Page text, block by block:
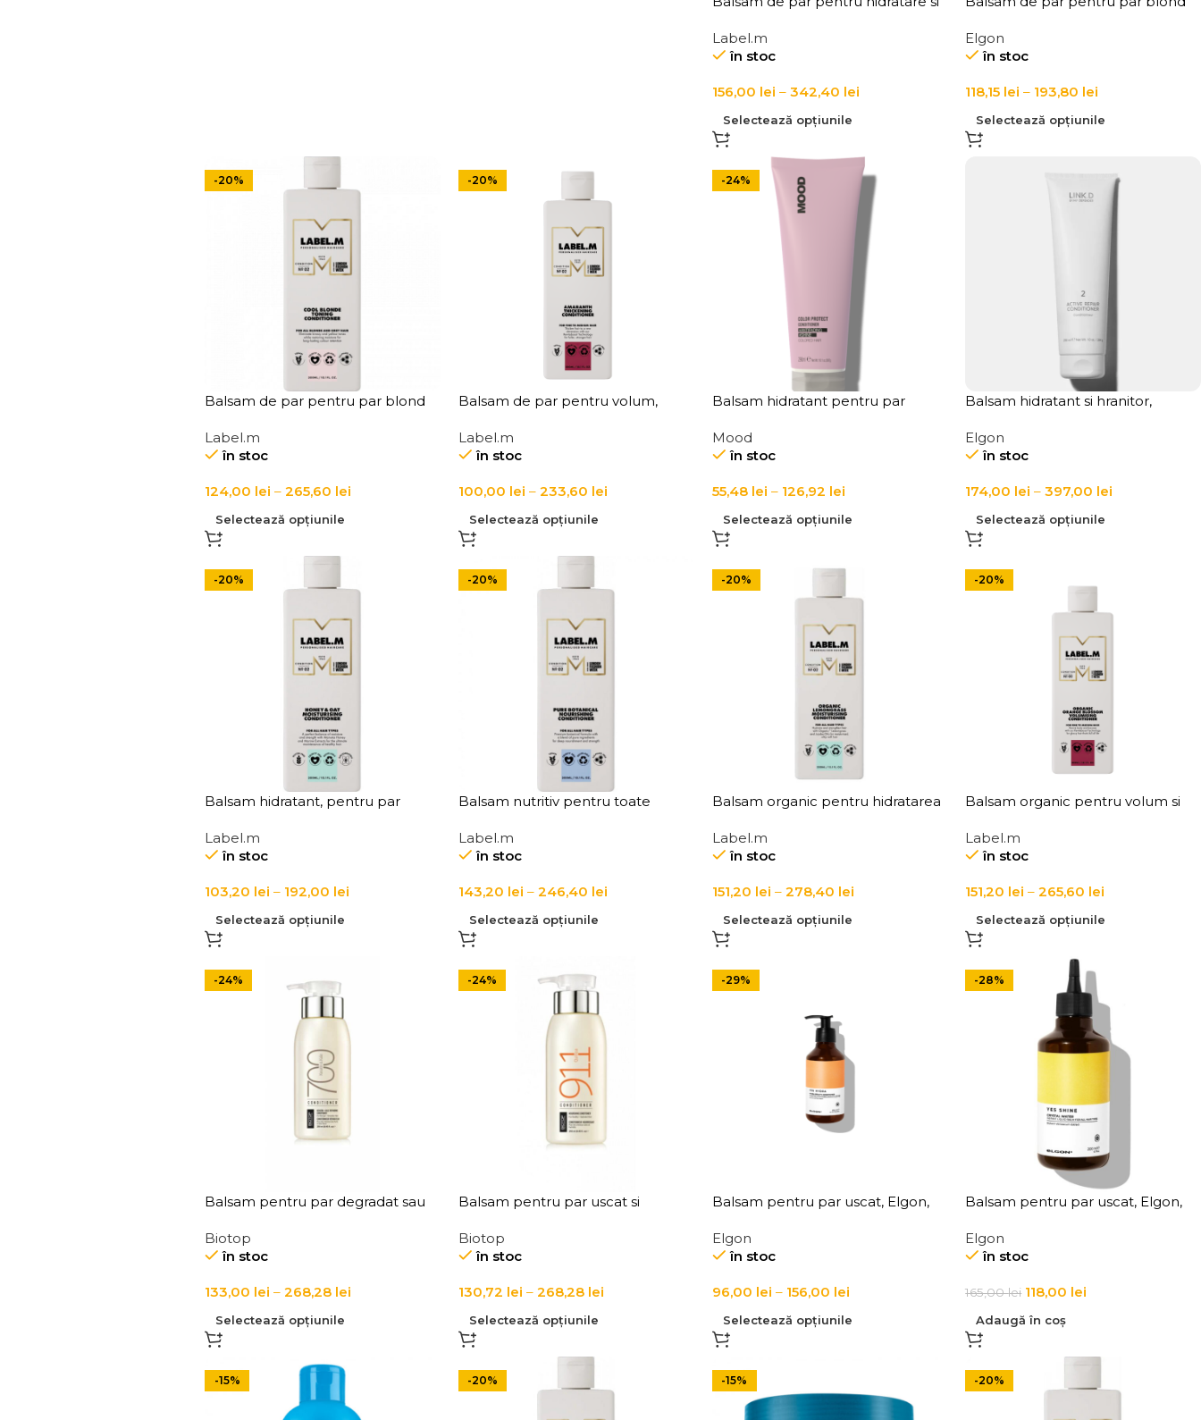
Nourishing Conditioner
Label.m
în stoc
156,00 lei – 342,40 lei
Selectează opțiunile
Elgon
în stoc
118,15 lei – 193,80 lei
Selectează opțiunile
-20%
Balsam de par pentru par blond
Toning Conditioner
Label.m
în stoc
124,00 lei – 265,60 lei
Selectează opțiunile
-20%
Balsam de par pentru volum,
Conditioner
Label.m
în stoc
100,00 lei – 233,60 lei
Selectează opțiunile
-24%
Balsam hidratant pentru par
Conditioner
Mood
în stoc
55,48 lei – 126,92 lei
Selectează opțiunile
Balsam hidratant si hranitor,
LINK-D 2 Active Repair
Conditioner
Elgon
în stoc
174,00 lei – 397,00 lei
Selectează opțiunile
-20%
Balsam hidratant, pentru par
Manuka si ovaz, Label.m Honey &
Oat Moisturising Conditioner
Label.m
în stoc
103,20 lei – 192,00 lei
Selectează opțiunile
-20%
Balsam nutritiv pentru toate
Botanical Nourishing Conditioner
Label.m
în stoc
143,20 lei – 246,40 lei
Selectează opțiunile
-20%
Balsam organic pentru hidratarea
Organic Lemongrass Moisturising
Conditioner
Label.m
în stoc
151,20 lei – 278,40 lei
Selectează opțiunile
-20%
Balsam organic pentru volum si
Organic Orange Blossom
Volumising Conditioner
Label.m
în stoc
151,20 lei – 265,60 lei
Selectează opțiunile
-24%
Balsam pentru par degradat sau
Kale Conditioner
Biotop
în stoc
133,00 lei – 268,28 lei
Selectează opțiunile
-24%
Balsam pentru par uscat si
Conditioner
Biotop
în stoc
130,72 lei – 268,28 lei
Selectează opțiunile
-29%
Balsam pentru par uscat, Elgon,
Elgon
în stoc
96,00 lei – 156,00 lei
Selectează opțiunile
-28%
Balsam pentru par uscat, Elgon,
Elgon
în stoc
165,00lei 118,00 lei
Adaugă în coș
-15% -20% -15% -20%